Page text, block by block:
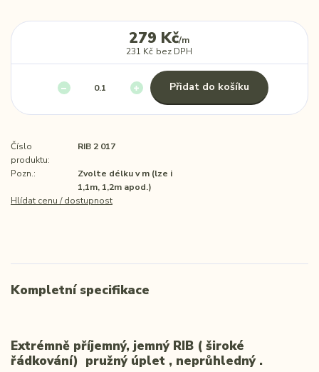
279 Kč/m
231 Kč bez DPH
Přidat do košíku
Číslo
produktu:
RIB 2 017
Pozn.:
Zvolte délku v m (lze i
1,1m, 1,2m apod.)
Hlídat cenu / dostupnost
Kompletní specifikace
Extrémně příjemný, jemný RIB ( široké
řádkování) pružný úplet , neprůhledný .